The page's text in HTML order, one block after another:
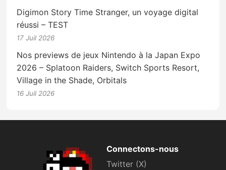
Digimon Story Time Stranger, un voyage digital
réussi – TEST
17 Juil 2026
Nos previews de jeux Nintendo à la Japan Expo
2026 – Splatoon Raiders, Switch Sports Resort,
Village in the Shade, Orbitals
16 Juil 2026
Connectons-nous
Twitter (X)